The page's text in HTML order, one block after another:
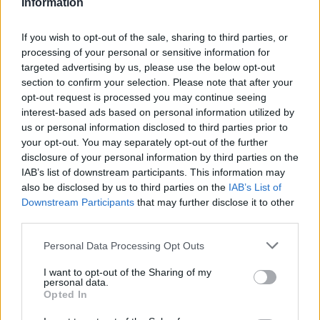
Information
If you wish to opt-out of the sale, sharing to third parties, or
processing of your personal or sensitive information for
targeted advertising by us, please use the below opt-out
section to confirm your selection. Please note that after your
opt-out request is processed you may continue seeing
interest-based ads based on personal information utilized by
us or personal information disclosed to third parties prior to
your opt-out. You may separately opt-out of the further
disclosure of your personal information by third parties on the
IAB’s list of downstream participants. This information may
also be disclosed by us to third parties on the IAB’s List of
Downstream Participants that may further disclose it to other
Please note that this website/app uses one or more Google
not limited to your visit or usage behaviour. You may click to
grant or deny consent to Google and its third-party tags to
use your data for below specified purposes in below Google
consent section.
Personal Data Processing Opt Outs
I want to opt-out of the Sharing of my
personal data.
Opted In
L’altro esempio è di un neodiplomato in tecnologie
informatiche che si candida per una posizione di
Junior Web Developer. Qui, il candidato evidenzia
le sue competenze tecniche e l’interesse per
l’innovazione dell’azienda. Entrambi gli esempi
mostrano come si possano esprimere motivazione
e competenze in modo efficace.
In sintesi
In conclusione, una lettera di presentazione ben
scritta è un’importante opportunità per distinguerti
nel mercato del lavoro. Non sottovalutarla: è il tuo
palcoscenico per mostrare chi sei e perché sei il